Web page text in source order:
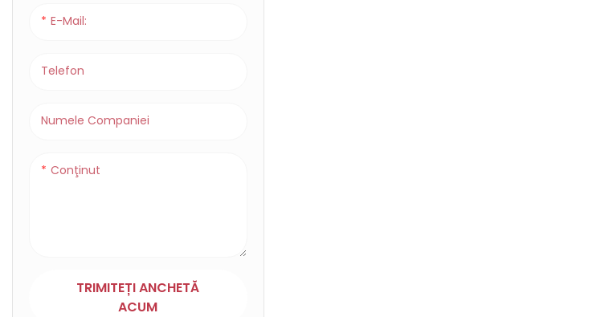
E-Mail:
Telefon
Numele Companiei
Conţinut
TRIMITEȚI ANCHETĂ
ACUM